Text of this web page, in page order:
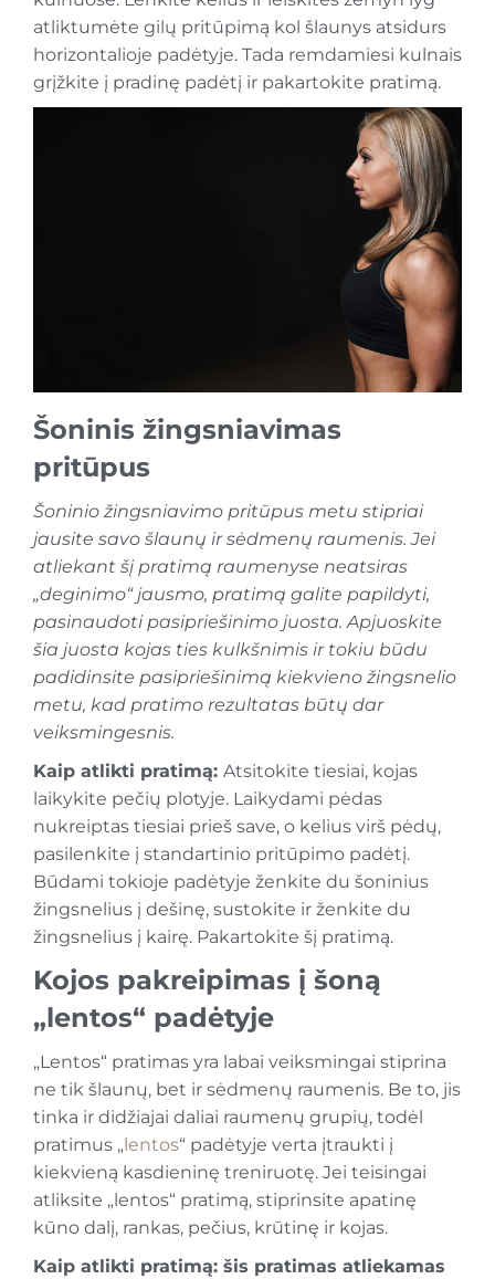
atliktumėte gilų pritūpimą kol šlaunys atsidurs
horizontalioje padėtyje. Tada remdamiesi kulnais
grįžkite į pradinę padėtį ir pakartokite pratimą.
Šoninis žingsniavimas
pritūpus
Šoninio žingsniavimo pritūpus metu stipriai
jausite savo šlaunų ir sėdmenų raumenis. Jei
atliekant šį pratimą raumenyse neatsiras
„deginimo“ jausmo, pratimą galite papildyti,
pasinaudoti pasipriešinimo juosta. Apjuoskite
šia juosta kojas ties kulkšnimis ir tokiu būdu
padidinsite pasipriešinimą kiekvieno žingsnelio
metu, kad pratimo rezultatas būtų dar
veiksmingesnis.
Kaip atlikti pratimą: Atsitokite tiesiai, kojas
laikykite pečių plotyje. Laikydami pėdas
nukreiptas tiesiai prieš save, o kelius virš pėdų,
pasilenkite į standartinio pritūpimo padėtį.
Būdami tokioje padėtyje ženkite du šoninius
žingsnelius į dešinę, sustokite ir ženkite du
žingsnelius į kairę. Pakartokite šį pratimą.
Kojos pakreipimas į šoną
„lentos“ padėtyje
„Lentos“ pratimas yra labai veiksmingai stiprina
ne tik šlaunų, bet ir sėdmenų raumenis. Be to, jis
tinka ir didžiajai daliai raumenų grupių, todėl
pratimus „lentos“ padėtyje verta įtraukti į
kiekvieną kasdieninę treniruotę. Jei teisingai
atliksite „lentos“ pratimą, stiprinsite apatinę
kūno dalį, rankas, pečius, krūtinę ir kojas.
Kaip atlikti pratimą: šis pratimas atliekamas